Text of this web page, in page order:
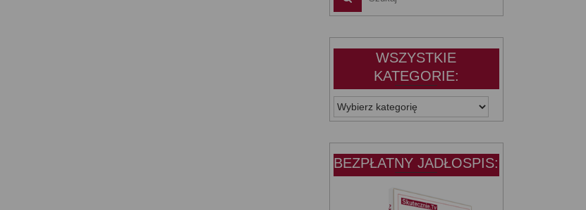
WSZYSTKIE
KATEGORIE:
WSZYSTKIE
KATEGORIE:
BEZPŁATNY JADŁOSPIS: